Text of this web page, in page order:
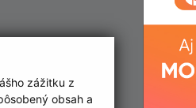
zážitku z
obsah a